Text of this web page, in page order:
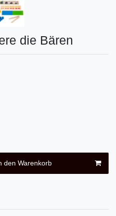
die Bären
den Warenkorb